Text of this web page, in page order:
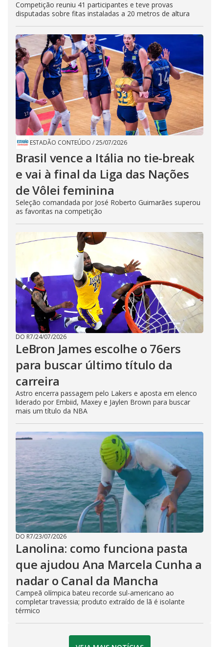
Competição reuniu 41 participantes e teve provas
disputadas sobre fitas instaladas a 20 metros de altura
ESTADÃO CONTEÚDO /25/07/2026
Brasil vence a Itália no tie-break
e vai à final da Liga das Nações
de Vôlei feminina
Seleção comandada por José Roberto Guimarães superou
as favoritas na competição
DO R7/24/07/2026
LeBron James escolhe o 76ers
para buscar último título da
carreira
Astro encerra passagem pelo Lakers e aposta em elenco
liderado por Embiid, Maxey e Jaylen Brown para buscar
mais um título da NBA
DO R7/23/07/2026
Lanolina: como funciona pasta
que ajudou Ana Marcela Cunha a
nadar o Canal da Mancha
Campeã olímpica bateu recorde sul-americano ao
completar travessia; produto extraído de lã é isolante
térmico